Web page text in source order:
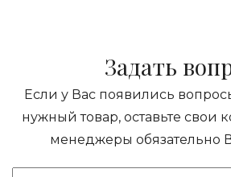
Задать
Если у Вас появились
нужный товар, оставьте свои
менеджеры обязательно